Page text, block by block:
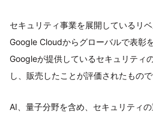
セキュリティ事業を展開しているリ
Google Cloudからグローバルで表彰
Googleが提供しているセキュリティ
し、販売したことが評価されたもので
AI、量子分野を含め、セキュリティ